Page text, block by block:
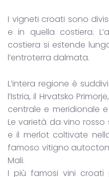
I vigneti croati sono
e in quella costiera.
costiera si estende
l’entroterra dalmata.
L’intera regione è
l’Istria, il Hrvatsko
centrale e meridionale
Le varietà da vino
e il merlot coltivate
famoso vitigno
Mali.
I più famosi vini